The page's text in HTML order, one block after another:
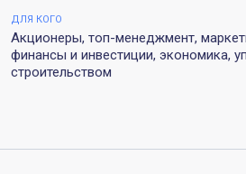
ДЛЯ КОГО
Акционеры, топ-менеджмент,
финансы и инвестиции, экономика,
строительством